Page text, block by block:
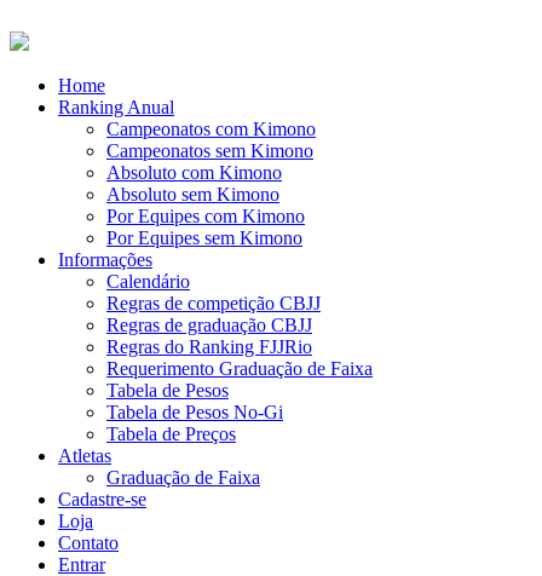
Home
Ranking Anual
Campeonatos com Kimono
Campeonatos sem Kimono
Absoluto com Kimono
Absoluto sem Kimono
Por Equipes com Kimono
Por Equipes sem Kimono
Informações
Calendário
Regras de competição CBJJ
Regras de graduação CBJJ
Regras do Ranking FJJRio
Requerimento Graduação de Faixa
Tabela de Pesos
Tabela de Pesos No-Gi
Tabela de Preços
Atletas
Graduação de Faixa
Cadastre-se
Loja
Contato
Entrar